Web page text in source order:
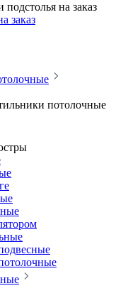
на заказ
заказ
потолочные